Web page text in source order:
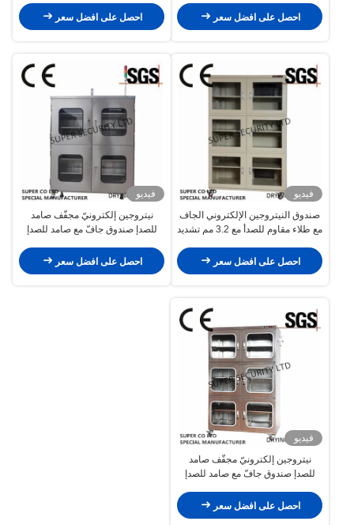
احصل على افضل سعر احصل على افضل سعر
فيديو
صندوق النيتروجين الإلكتروني الجاف
مع طلاء مقاوم للصدأ مع 3.2 مم تشديد
احصل على افضل سعر
فيديو
نيتروجين إلكترونيّ مجفّف صامد
للصدإ صندوق جافّ مع صامد للصدإ
احصل على افضل سعر
فيديو
نيتروجين إلكترونيّ مجفّف صامد
للصدإ صندوق جافّ مع صامد للصدإ
احصل على افضل سعر